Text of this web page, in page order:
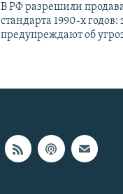
В РФ разрешили
стандарта 1990-х годов:
предупреждают об